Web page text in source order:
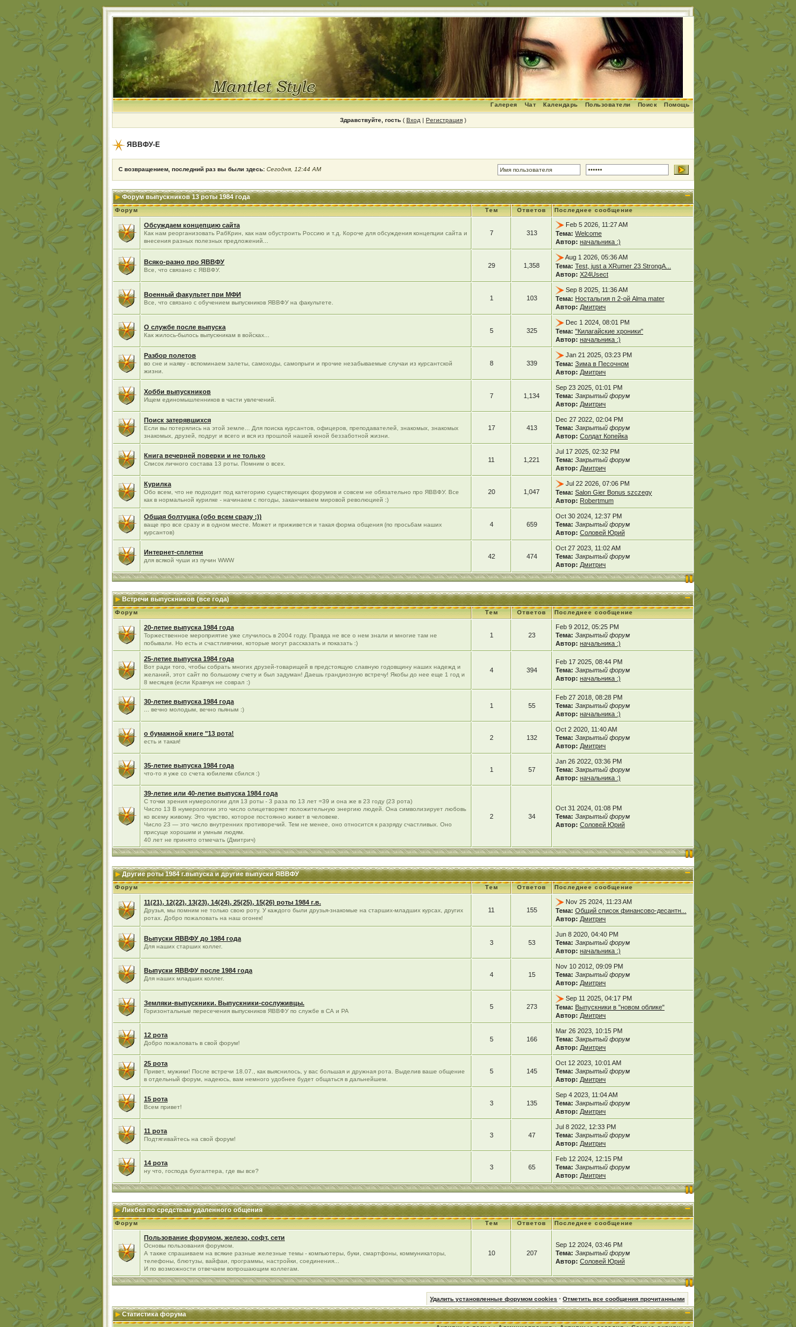
Помощь
Поиск
Пользователи
Календарь
Чат
Галерея
Здравствуйте, гость ( Вход | Регистрация )
ЯВВФУ-Е
С возвращением, последний раз вы были здесь: Сегодня, 12:44 AM
Форум выпускников 13 роты 1984 года
Форум Тем Ответов Последнее сообщение
Обсуждаем концепцию сайта
Как нам реорганизовать РабКрин, как нам обустроить Россию и т.д. Короче для обсуждения концепции сайта и
внесения разных полезных предложений...
7 313
Feb 5 2026, 11:27 AM
Тема: Welcome
Автор: начальника :)
Всяко-разно про ЯВВФУ
Все, что связано с ЯВВФУ.
29 1,358
Aug 1 2026, 05:36 AM
Тема: Test, just a XRumer 23 StrongA...
Автор: X24Usect
Военный факультет при МФИ
Все, что связано с обучением выпускников ЯВВФУ на факультете.
1 103
Sep 8 2025, 11:36 AM
Тема: Ностальгия п 2-ой Alma mater
Автор: Дмитрич
О службе после выпуска
Как жилось-былось выпускникам в войсках...
5 325
Dec 1 2024, 08:01 PM
Тема: "Килагайские хроники"
Автор: начальника :)
Разбор полетов
во сне и наяву - вспоминаем залеты, самоходы, самопрыги и прочие незабываемые случаи из курсантской
жизни.
8 339
Jan 21 2025, 03:23 PM
Тема: Зима в Песочном
Автор: Дмитрич
Хобби выпускников
Ищем единомышленников в части увлечений.
7 1,134
Sep 23 2025, 01:01 PM
Тема: Закрытый форум
Автор: Дмитрич
Поиск затерявшихся
Если вы потерялись на этой земле... Для поиска курсантов, офицеров, преподавателей, знакомых, знакомых
знакомых, друзей, подруг и всего и вся из прошлой нашей юной беззаботной жизни.
17 413
Dec 27 2022, 02:04 PM
Тема: Закрытый форум
Автор: Солдат Копейка
Книга вечерней поверки и не только
Список личного состава 13 роты. Помним о всех.
11 1,221
Jul 17 2025, 02:32 PM
Тема: Закрытый форум
Автор: Дмитрич
Курилка
Обо всем, что не подходит под категорию существующих форумов и совсем не обязательно про ЯВВФУ. Все
как в нормальной курилке - начинаем с погоды, заканчиваем мировой революцией :)
20 1,047
Jul 22 2026, 07:06 PM
Тема: Salon Gier Bonus szczegy
Автор: Robertmum
Общая болтушка (обо всем сразу :))
ваще про все сразу и в одном месте. Может и приживется и такая форма общения (по просьбам наших
курсантов)
4 659
Oct 30 2024, 12:37 PM
Тема: Закрытый форум
Автор: Соловей Юрий
Интернет-сплетни
для всякой чуши из пучин WWW
42 474
Oct 27 2023, 11:02 AM
Тема: Закрытый форум
Автор: Дмитрич
Встречи выпускников (все года)
Форум Тем Ответов Последнее сообщение
20-летие выпуска 1984 года
Торжественное мероприятие уже случилось в 2004 году. Правда не все о нем знали и многие там не
побывали. Но есть и счастливчики, которые могут рассказать и показать :)
1 23
Feb 9 2012, 05:25 PM
Тема: Закрытый форум
Автор: начальника :)
25-летие выпуска 1984 года
Вот ради того, чтобы собрать многих друзей-товарищей в предстоящую славную годовщину наших надежд и
желаний, этот сайт по большому счету и был задуман! Даешь грандиозную встречу! Якобы до нее еще 1 год и
8 месяцев (если Кравчук не соврал :)
4 394
Feb 17 2025, 08:44 PM
Тема: Закрытый форум
Автор: начальника :)
30-летие выпуска 1984 года
... вечно молодым, вечно пьяным :)
1 55
Feb 27 2018, 08:28 PM
Тема: Закрытый форум
Автор: начальника :)
о бумажной книге "13 рота!
есть и такая!
2 132
Oct 2 2020, 11:40 AM
Тема: Закрытый форум
Автор: Дмитрич
35-летие выпуска 1984 года
что-то я уже со счета юбилеям сбился :)
1 57
Jan 26 2022, 03:36 PM
Тема: Закрытый форум
Автор: начальника :)
39-летие или 40-летие выпуска 1984 года
С точки зрения нумерологии для 13 роты - 3 раза по 13 лет =39 и она же в 23 году (23 рота)
Число 13 В нумерологии это число олицетворяет положительную энергию людей. Она символизирует любовь
ко всему живому. Это чувство, которое постоянно живет в человеке.
Число 23 — это число внутренних противоречий. Тем не менее, оно относится к разряду счастливых. Оно
присуще хорошим и умным людям.
40 лет не принято отмечать (Дмитрич)
2 34
Oct 31 2024, 01:08 PM
Тема: Закрытый форум
Автор: Соловей Юрий
Другие роты 1984 г.выпуска и другие выпуски ЯВВФУ
Форум Тем Ответов Последнее сообщение
11(21), 12(22), 13(23), 14(24), 25(25), 15(26) роты 1984 г.в.
Друзья, мы помним не только свою роту. У каждого были друзья-знакомые на старших-младших курсах, других
ротах. Добро пожаловать на наш огонек!
11 155
Nov 25 2024, 11:23 AM
Тема: Общий список финансово-десантн...
Автор: Дмитрич
Выпуски ЯВВФУ до 1984 года
Для наших старших коллег.
3 53
Jun 8 2020, 04:40 PM
Тема: Закрытый форум
Автор: начальника :)
Выпуски ЯВВФУ после 1984 года
Для наших младших коллег.
4 15
Nov 10 2012, 09:09 PM
Тема: Закрытый форум
Автор: Дмитрич
Земляки-выпускники. Выпускники-сослуживцы.
Горизонтальные пересечения выпускников ЯВВФУ по службе в СА и РА
5 273
Sep 11 2025, 04:17 PM
Тема: Выпускники в "новом облике"
Автор: Дмитрич
12 рота
Добро пожаловать в свой форум!
5 166
Mar 26 2023, 10:15 PM
Тема: Закрытый форум
Автор: Дмитрич
25 рота
Привет, мужики! После встречи 18.07., как выяснилось, у вас большая и дружная рота. Выделив ваше общение
в отдельный форум, надеюсь, вам немного удобнее будет общаться в дальнейшем.
5 145
Oct 12 2023, 10:01 AM
Тема: Закрытый форум
Автор: Дмитрич
15 рота
Всем привет!
3 135
Sep 4 2023, 11:04 AM
Тема: Закрытый форум
Автор: Дмитрич
11 рота
Подтягивайтесь на свой форум!
3 47
Jul 8 2022, 12:33 PM
Тема: Закрытый форум
Автор: Дмитрич
14 рота
ну что, господа бухгалтера, где вы все?
3 65
Feb 12 2024, 12:15 PM
Тема: Закрытый форум
Автор: Дмитрич
Ликбез по средствам удаленного общения
Форум Тем Ответов Последнее сообщение
Пользование форумом, железо, софт, сети
Основы пользования форумом.
А также спрашиваем на всякие разные железные темы - компьютеры, буки, смартфоны, коммуникаторы,
телефоны, блютузы, вайфаи, программы, настройки, соединения...
И по возможности отвечаем вопрошающим коллегам.
10 207
Sep 12 2024, 03:46 PM
Тема: Закрытый форум
Автор: Соловей Юрий
Удалить установленные форумом cookies · Отметить все сообщения прочитанными
Статистика форума